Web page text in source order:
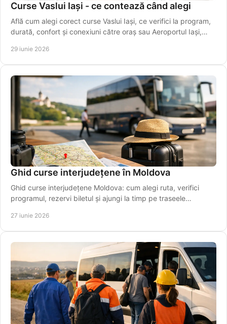
Curse Vaslui Iași - ce contează când alegi
Află cum alegi corect curse Vaslui Iași, ce verifici la program,
durată, confort și conexiuni către oraș sau Aeroportul Iași,
29 iunie 2026
Ghid curse interjudețene în Moldova
Ghid curse interjudețene Moldova: cum alegi ruta, verifici
programul, rezervi biletul și ajungi la timp pe traseele
27 iunie 2026